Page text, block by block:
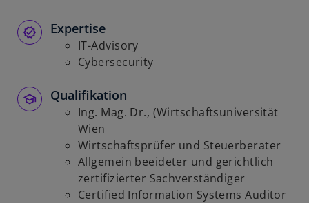
e
g
s
t
r
k
a
r
Expertise
IT-Advisory
Cybersecurity
Qualifikation
Ing. Mag. Dr., (Wirtschaftsuniversität
Wien
Wirtschaftsprüfer und Steuerberater
Allgemein beeideter und gerichtlich
zertifizierter Sachverständiger
Certified Information Systems Auditor